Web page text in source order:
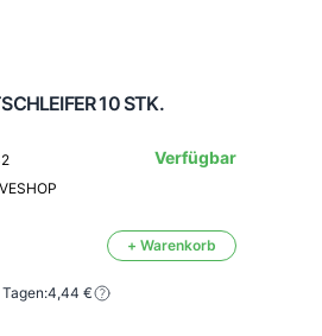
10 STK.
Verfügbar
+ Warenkorb
4,44 €